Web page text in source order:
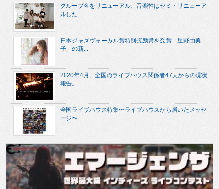
グループ名をリニューアル、音楽性はセミ・リニューア
ルした ...
日本ジャズヴォーカル賞特別奨励賞を受賞「星野由美
子」の新...
2020年4月、全国のライブハウス関係者47人からの現状
報告。
全国ライブハウス特集〜ライブハウスから届いたメッセ
ージ〜